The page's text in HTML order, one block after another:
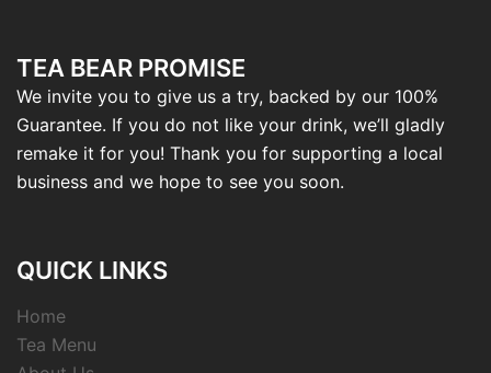
TEA BEAR PROMISE
We invite you to give us a try, backed by our 100%
Guarantee. If you do not like your drink, we’ll gladly
remake it for you! Thank you for supporting a local
business and we hope to see you soon.
QUICK LINKS
Home
Tea Menu